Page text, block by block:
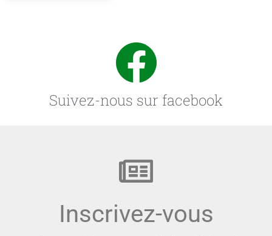
Suivez-nous sur facebook
Inscrivez-vous